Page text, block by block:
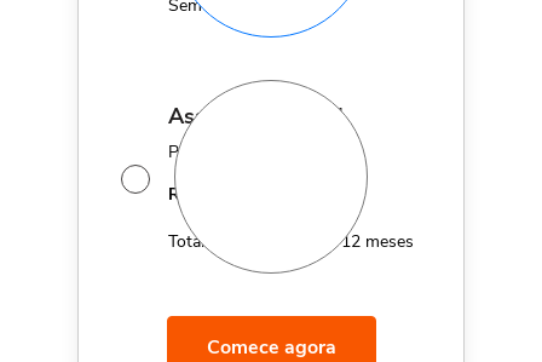
Sem fidelidade
assinatura anual
Por apenas 12x de
R$
MÊS
Total de R$179,40 por 12 meses
Comece agora